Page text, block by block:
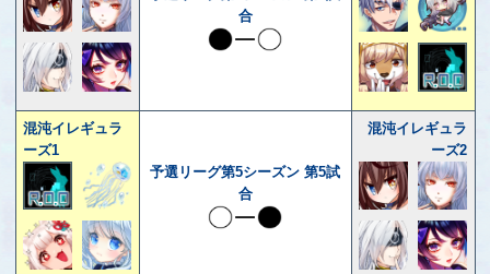
合
混沌イレギュラ
ーズ1
予選リーグ第5シーズン 第5試
合
混沌イレギュラ
ーズ2